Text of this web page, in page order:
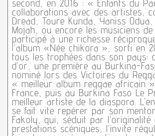
second, en 2016 : « Enfants du
collaborations avec des artistes,
Dread, Toure Kunda, Yaniss Odua,
Mojah, ou encore les musiciens
participé à une richesse
l’album «Née chikora », sorti en
tous les trophées dans son pays:
d’or, une première au Burkina-
nominé lors des Victoires du
« meilleur album reggae africain
France, puis au Burkina Faso Le
meilleur artiste de la diaspora.
se fait vite repérer par son
Fakoly, qui, séduit par l’originalité
prestations scéniques, l’invite